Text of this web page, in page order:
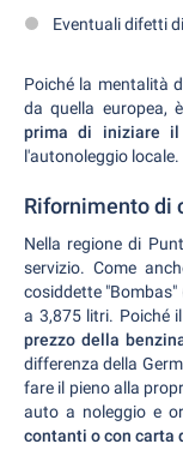
Eventuali difetti
Poiché la mentalità
da quella europea,
prima di iniziare il
l'autonoleggio locale.
Rifornimento di
Nella regione di
servizio. Come
cosiddette
a 3,875 litri. Poiché
prezzo della
differenza della
fare il pieno alla
auto a noleggio e
contanti o con carta